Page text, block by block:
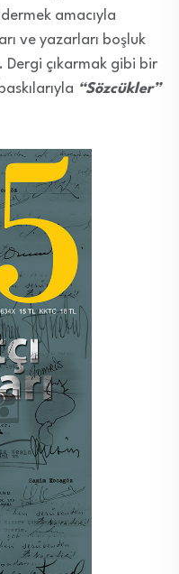
amacıyla
ve yazarları boşluk
Dergi çıkarmak gibi bir
“Sözcükler”